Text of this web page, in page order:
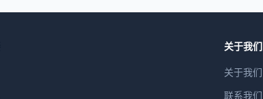
关于我们
关于我们
联系我们